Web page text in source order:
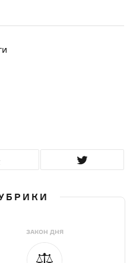
ЗАКОН ДНЯ